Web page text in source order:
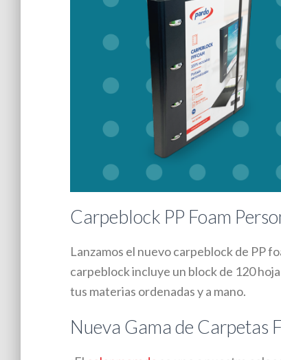
Carpeblock PP Foam
Lanzamos el nuevo carpeblock de PP
carpeblock incluye un block de 120
tus materias ordenadas y a mano.
Nueva Gama de Carpetas